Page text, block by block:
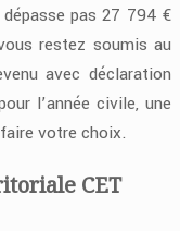
pas 27 794 €
restez soumis au
avec déclaration
l’année civile, une
votre choix.
CET